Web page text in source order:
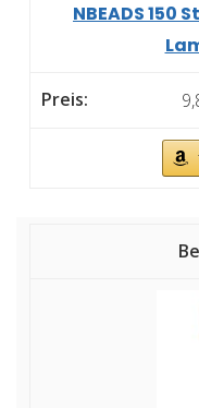
NBEADS 150